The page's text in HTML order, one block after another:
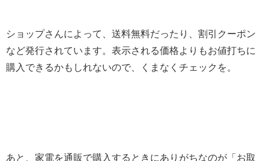
ショップさんによって、送料無料だったり、割引クーポン
など発行されています。表示される価格よりもお値打ちに
購入できるかもしれないので、くまなくチェックを。
あと、家電を通販で購入するときにありがちなのが「お取